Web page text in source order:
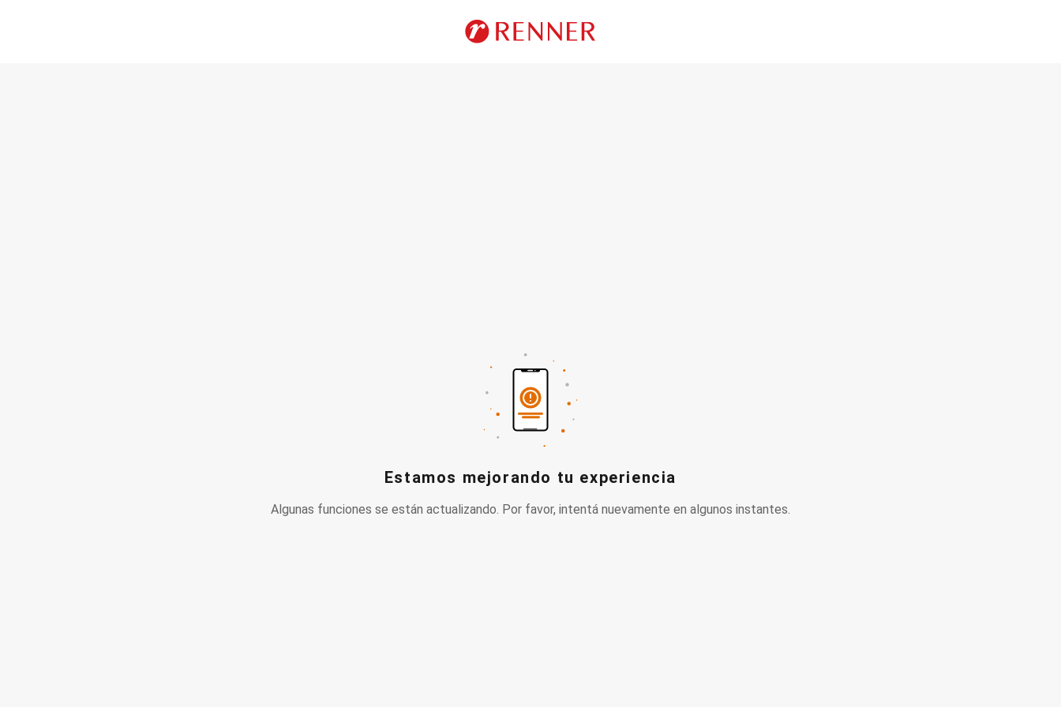
Estamos mejorando tu experiencia
Algunas funciones se están actualizando. Por favor, intentá nuevamente en algunos instantes.